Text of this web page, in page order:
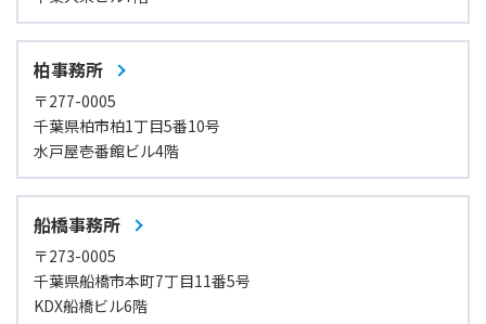
柏事務所
〒277-0005
千葉県柏市柏1丁目5番10号
水戸屋壱番館ビル4階
船橋事務所
〒273-0005
千葉県船橋市本町7丁目11番5号
KDX船橋ビル6階